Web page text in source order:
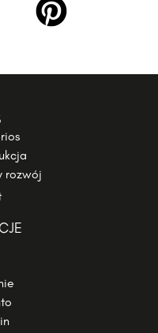
rozwój